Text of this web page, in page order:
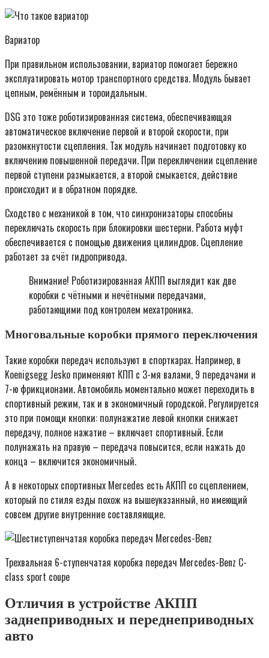
Вариатор
При правильном использовании, вариатор помогает бережно
эксплуатировать мотор транспортного средства. Модуль бывает
цепным, ремённым и тороидальным.
DSG это тоже роботизированная система, обеспечивающая
автоматическое включение первой и второй скорости, при
разомкнутости сцепления. Так модуль начинает подготовку ко
включению повышенной передачи. При переключении сцепление
первой ступени размыкается, а второй смыкается, действие
происходит и в обратном порядке.
Сходство с механикой в том, что синхронизаторы способны
переключать скорость при блокировки шестерни. Работа муфт
обеспечивается с помощью движения цилиндров. Сцепление
работает за счёт гидропривода.
Внимание! Роботизированная АКПП выглядит как две
коробки с чётными и нечётными передачами,
работающими под контролем мехатроника.
Многовальные коробки прямого переключения
Такие коробки передач используют в спорткарах. Например, в
Koenigsegg Jesko применяют КПП с 3-мя валами, 9 передачами и
7-ю фрикционами. Автомобиль моментально может переходить в
спортивный режим, так и в экономичный городской. Регулируется
это при помощи кнопки: полунажатие левой кнопки снижает
передачу, полное нажатие – включает спортивный. Если
полунажать на правую – передача повысится, если нажать до
конца – включится экономичный.
А в некоторых спортивных Mercedes есть АКПП со сцеплением,
который по стиля езды похож на вышеуказанный, но имеющий
совсем другие внутренние составляющие.
Трехвальная 6-ступенчатая коробка передач Mercedes-Benz C-
class sport coupe
Отличия в устройстве АКПП
заднеприводных и переднеприводных
авто